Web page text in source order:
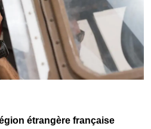
étrangère française